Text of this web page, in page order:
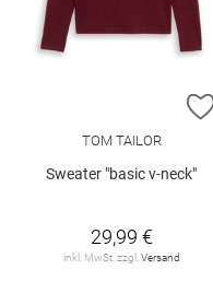
TOM TAILOR
Sweater "basic v-neck"
29,99 €
inkl. MwSt. zzgl. Versand